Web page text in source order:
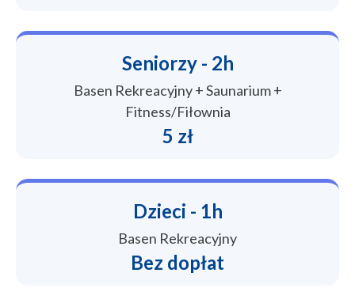
Seniorzy - 2h
Basen Rekreacyjny + Saunarium +
Fitness/Fiłownia
5 zł
Dzieci - 1h
Basen Rekreacyjny
Bez dopłat